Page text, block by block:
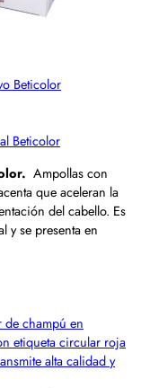
Beticolor
Beticolor
Ampollas con
que aceleran la
del cabello. Es
y se presenta en